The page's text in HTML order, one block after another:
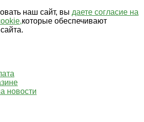
наш сайт, вы даете согласие на
которые обеспечивают
новости